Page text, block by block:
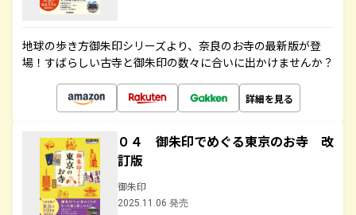
地球の歩き方御朱印シリーズより、奈良のお寺の最新版が登
場！すばらしい古寺と御朱印の数々に合いに出かけませんか？
詳細を見る
０４ 御朱印でめぐる東京のお寺 改
訂版
御朱印
2025.11.06 発売